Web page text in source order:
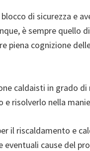
di sicurezza e
è sempre quello
piena cognizione
caldaisti in grado di
risolverlo nella
il riscaldamento e
eventuali cause del